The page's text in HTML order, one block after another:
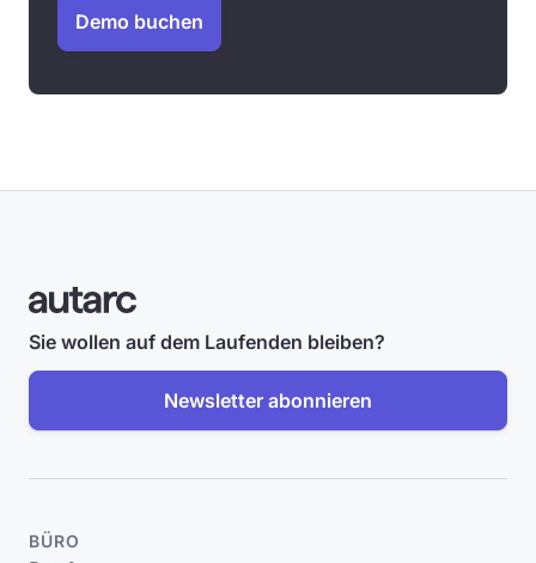
Demo buchen
Sie wollen auf dem Laufenden bleiben?
Newsletter abonnieren
BÜRO